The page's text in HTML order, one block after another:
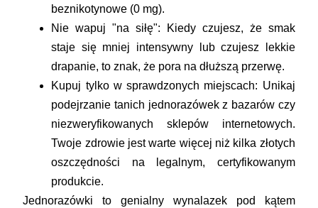
beznikotynowe (0 mg).
Nie wapuj "na siłę": Kiedy czujesz, że smak
staje się mniej intensywny lub czujesz lekkie
drapanie, to znak, że pora na dłuższą przerwę.
Kupuj tylko w sprawdzonych miejscach: Unikaj
podejrzanie tanich jednorazówek z bazarów czy
niezweryfikowanych sklepów internetowych.
Twoje zdrowie jest warte więcej niż kilka złotych
oszczędności na legalnym, certyfikowanym
produkcie.
Jednorazówki to genialny wynalazek pod kątem